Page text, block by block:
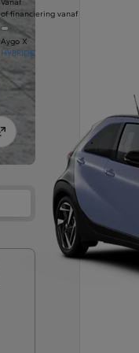
of financiering vanaf
Aygo X
HYBRIDE